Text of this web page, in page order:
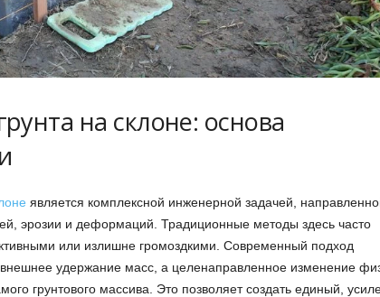
на склоне: основа
является комплексной инженерной задачей,
эрозии и деформаций. Традиционные методы здесь часто
или излишне громоздкими. Современный подход
внешнее удержание масс, а целенаправленное изменение
грунтового массива. Это позволяет создать единый,